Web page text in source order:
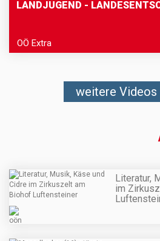
LANDJUGEND -
OÖ Extra
weitere Videos
Literatur,
im